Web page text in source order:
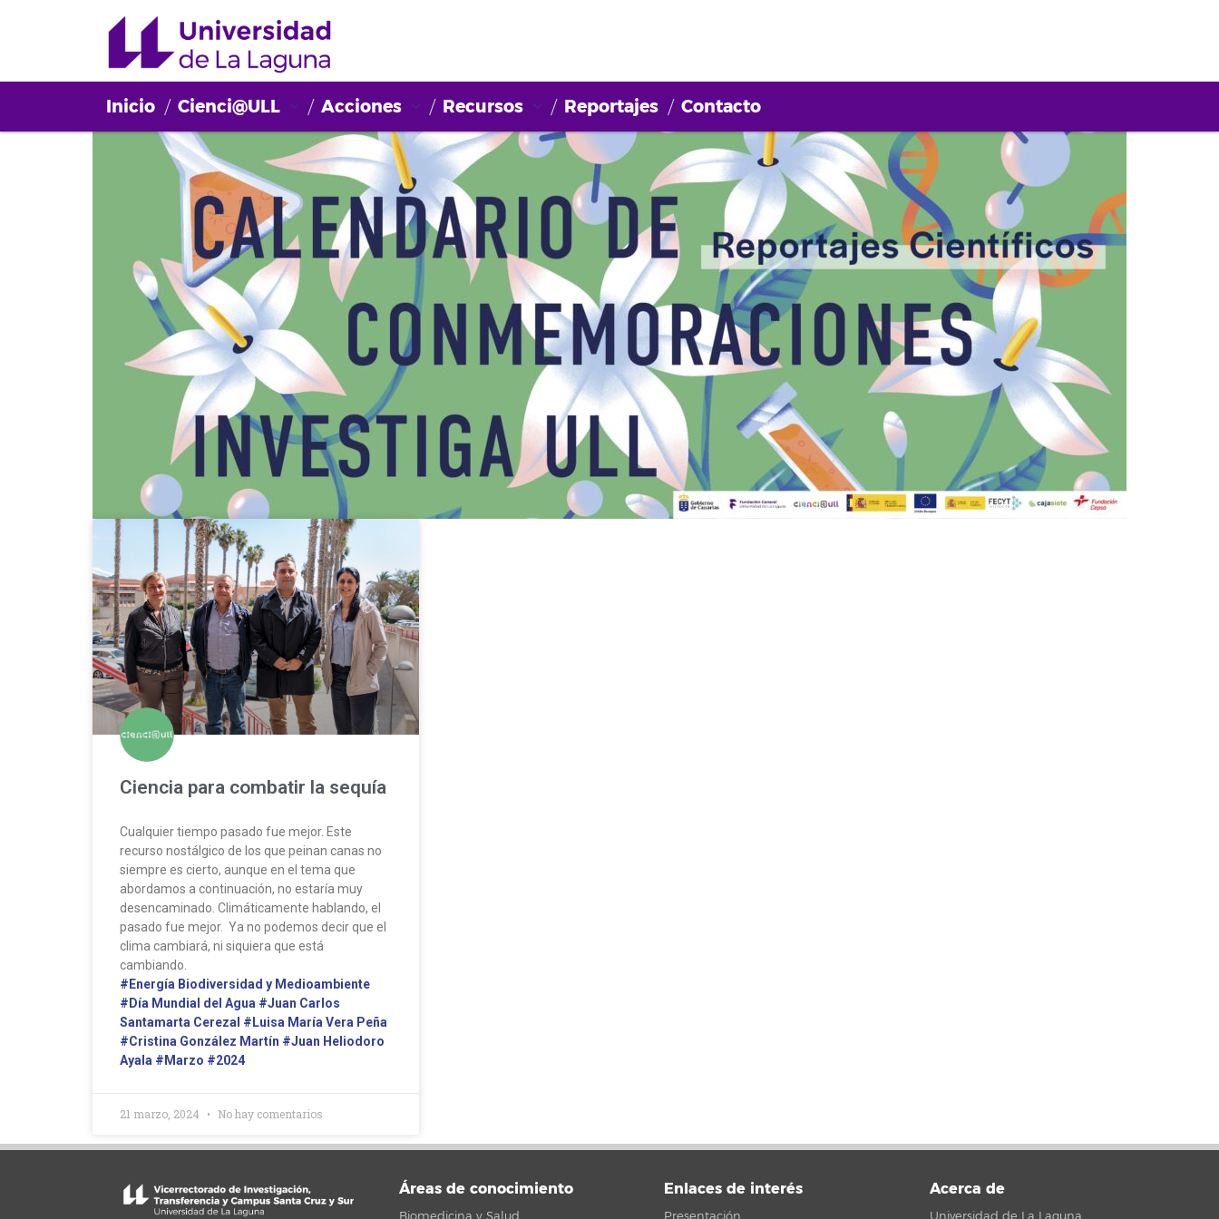
Inicio Cienci@ULL Acciones Recursos Reportajes Contacto
Ciencia para combatir la sequía
Cualquier tiempo pasado fue mejor. Este
recurso nostálgico de los que peinan canas no
siempre es cierto, aunque en el tema que
abordamos a continuación, no estaría muy
desencaminado. Climáticamente hablando, el
pasado fue mejor. Ya no podemos decir que el
clima cambiará, ni siquiera que está
cambiando.
#Energía Biodiversidad y Medioambiente
#Día Mundial del Agua #Juan Carlos
Santamarta Cerezal #Luisa María Vera Peña
#Cristina González Martín #Juan Heliodoro
Ayala #Marzo #2024
21 marzo, 2024 No hay comentarios
Áreas de conocimiento Enlaces de interés Acerca de